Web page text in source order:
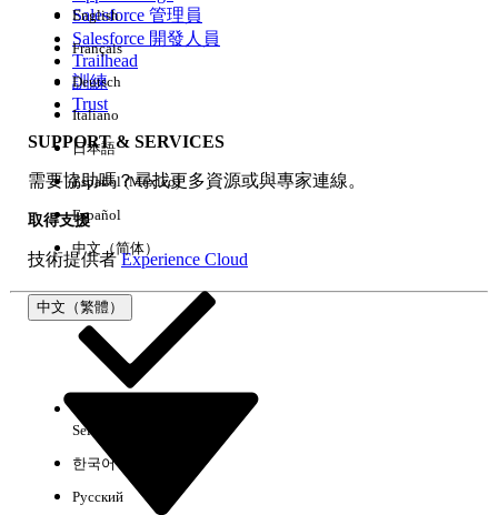
經驗
Salesforce 管理員
Salesforce 開發人員
Trailhead
訓練
Trust
SUPPORT & SERVICES
需要協助嗎？尋找更多資源或與專家連線。
取得支援
技術提供者Experience Cloud
中文（繁體）
English
Français
Deutsch
Italiano
日本語
Español (México)
Español
中文（简体）
Select Org
한국어
Русский